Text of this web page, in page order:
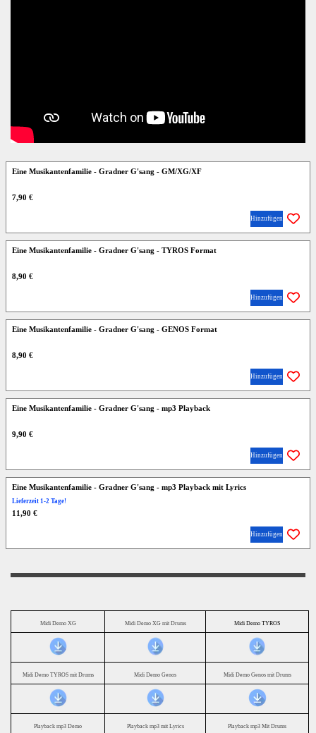
Eine Musikantenfamilie - Gradner G'sang - GM/XG/XF
7,90 €
Hinzufügen
Eine Musikantenfamilie - Gradner G'sang - TYROS Format
8,90 €
Hinzufügen
Eine Musikantenfamilie - Gradner G'sang - GENOS Format
8,90 €
Hinzufügen
Eine Musikantenfamilie - Gradner G'sang - mp3 Playback
9,90 €
Hinzufügen
Eine Musikantenfamilie - Gradner G'sang - mp3 Playback mit Lyrics
Lieferzeit 1-2 Tage!
11,90 €
Hinzufügen
Midi Demo XG Midi Demo XG mit Drums Midi Demo TYROS
Midi Demo TYROS mit Drums Midi Demo Genos Midi Demo Genos mit Drums
Playback mp3 Demo Playback mp3 mit Lyrics Playback mp3 Mit Drums